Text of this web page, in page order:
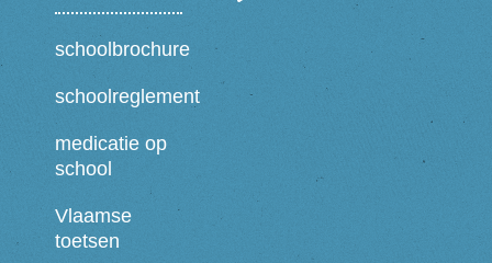
schoolbrochure
schoolreglement
medicatie op
school
Vlaamse
toetsen